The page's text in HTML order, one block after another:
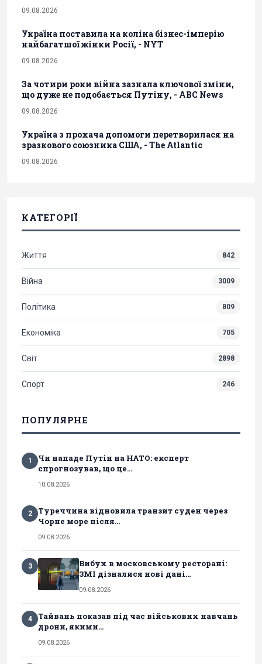
09.08.2026
Україна поставила на коліна бізнес-імперію
найбагатшої жінки Росії, - NYT
09.08.2026
За чотири роки війна зазнала ключової зміни,
що дуже не подобається Путіну, - ABC News
09.08.2026
Україна з прохача допомоги перетворилася на
зразкового союзника США, - The Atlantic
09.08.2026
КАТЕГОРІЇ
Життя 842
Війна 3009
Політика 809
Економіка 705
Світ 2898
Спорт 246
ПОПУЛЯРНЕ
1
Чи нападе Путін на НАТО: експерт
спрогнозував, що це...
10.08.2026
2
Туреччина відновила транзит суден через
Чорне море після...
09.08.2026
3
Вибух в московському ресторані:
ЗМІ дізналися нові дані...
09.08.2026
4
Тайвань показав під час військових навчань
дрони, якими...
09.08.2026